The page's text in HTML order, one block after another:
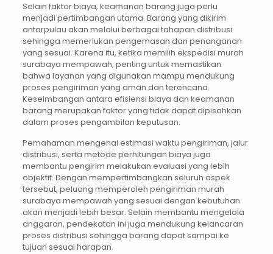
Selain faktor biaya, keamanan barang juga perlu
menjadi pertimbangan utama. Barang yang dikirim
antarpulau akan melalui berbagai tahapan distribusi
sehingga memerlukan pengemasan dan penanganan
yang sesuai. Karena itu, ketika memilih ekspedisi murah
surabaya mempawah, penting untuk memastikan
bahwa layanan yang digunakan mampu mendukung
proses pengiriman yang aman dan terencana.
Keseimbangan antara efisiensi biaya dan keamanan
barang merupakan faktor yang tidak dapat dipisahkan
dalam proses pengambilan keputusan.
Pemahaman mengenai estimasi waktu pengiriman, jalur
distribusi, serta metode perhitungan biaya juga
membantu pengirim melakukan evaluasi yang lebih
objektif. Dengan mempertimbangkan seluruh aspek
tersebut, peluang memperoleh pengiriman murah
surabaya mempawah yang sesuai dengan kebutuhan
akan menjadi lebih besar. Selain membantu mengelola
anggaran, pendekatan ini juga mendukung kelancaran
proses distribusi sehingga barang dapat sampai ke
tujuan sesuai harapan.